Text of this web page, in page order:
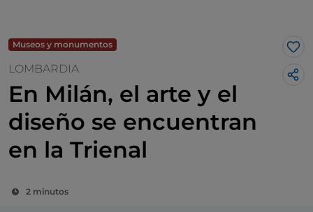
Museos y monumentos
LOMBARDIA
En Milán, el arte y el
diseño se encuentran
en la Trienal
2 minutos
Me